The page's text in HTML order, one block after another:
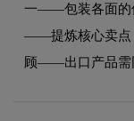
一——包装各面的
——提炼核心卖点
顾——出口产品需